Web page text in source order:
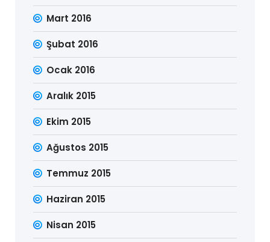
Mart 2016
Şubat 2016
Ocak 2016
Aralık 2015
Ekim 2015
Ağustos 2015
Temmuz 2015
Haziran 2015
Nisan 2015